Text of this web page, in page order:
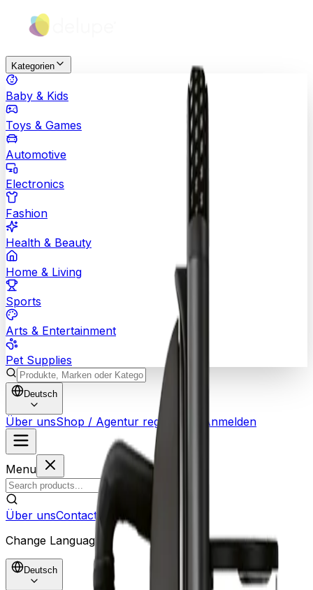
Kategorien
Baby & Kids
Toys & Games
Automotive
Electronics
Fashion
Health & Beauty
Home & Living
Sports
Arts & Entertainment
Pet Supplies
Deutsch
Über unsShop / Agentur registrieren Anmelden
Menu
Über unsContact Us
Change Language
Deutsch